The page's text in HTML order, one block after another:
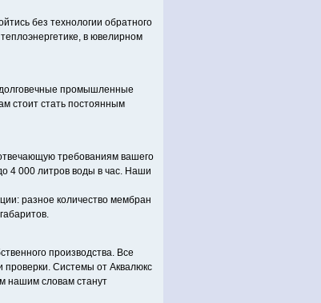
без технологии обратного
в ювелирном
промышленные
стоит стать постоянным
требованиям вашего
4 000 литров воды в час. Наши
разное количество мембран
производства. Все
проверки. Системы от Аквалюкс
нашим словам станут